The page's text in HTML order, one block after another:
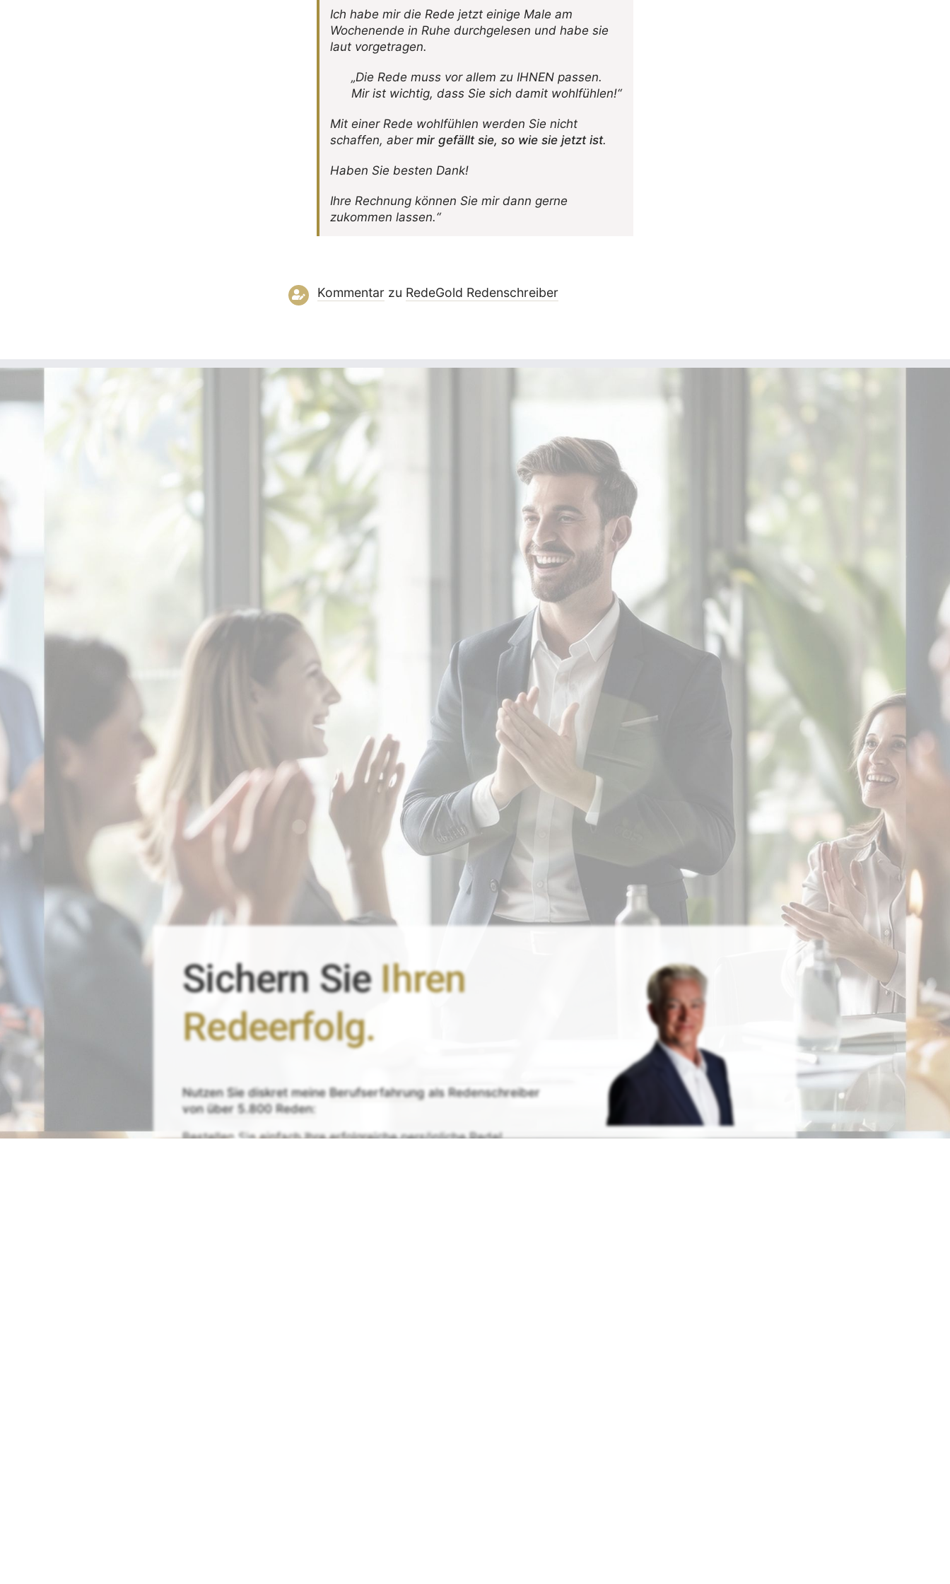
Ich habe mir die Rede jetzt einige Male am
Wochen­ende in Ruhe durch­ge­lesen und habe sie
laut vorgetragen.
„Die Rede muss vor allem zu IHNEN passen.
Mir ist wichtig, dass Sie sich damit wohlfühlen!“
Mit einer Rede wohl­fühlen werden Sie nicht
schaffen, aber mir gefällt sie, so wie sie jetzt ist.
Haben Sie besten Dank!
Ihre Rech­nung können Sie mir dann gerne
zukommen lassen.“
Kommentarzu RedeGold Reden­schreiber
Sichern Sie Ihren
Redeerfolg.
Nutzen SiediskretmeineBerufserfahrungals Redenschreiber
vonüber 5.800 Reden:
Bestellen Sie einfachIhre erfolgreiche persönliche Rede!